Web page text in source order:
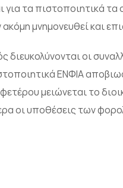
για τα πιστοποιητικά
ακόμη μνημονευθεί και
διευκολύνονται οι
ΕΝΦΙΑ
μειώνεται το
οι υποθέσεις των